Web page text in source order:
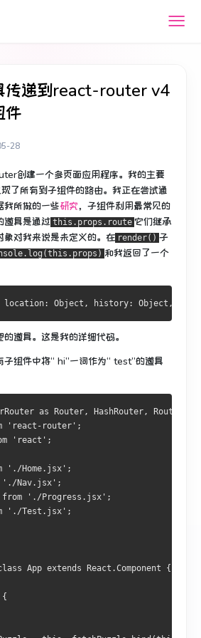
传递到react-router v4
件
28
创建一个多页面应用程序。 我的主要
了所有到子组件的路由。 我正在尝试通
我所做的一些研究，子组件利用最常见的
道具是通过 this.props.route 它们继承
对我来说是未定义的。 在 render() 子
和我返回了一个
location: Object , history: Object ,
道具。 这是我的详细代码。
子组件中将“ hi”一词作为“ test”的道具
as Router, HashRouter, Route
'react-router' ;
'react' ;
'./Home.jsx' ;
'./Nav.jsx' ;
from './Progress.jsx' ;
'./Test.jsx' ;
App extends React .Component {
{